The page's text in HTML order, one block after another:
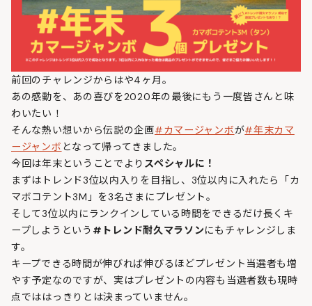
前回のチャレンジからはや4ヶ月。
あの感動を、あの喜びを2020年の最後にもう一度皆さんと味
わいたい！
そんな熱い想いから伝説の企画#カマージャンボが#年末カマ
ージャンボ となって帰ってきました。
今回は年末ということでより スペシャルに！
まずはトレンド3位以内入りを目指し、3位以内に入れたら「カ
マボコテント3M」を3名さまにプレゼント。
そして3位以内にランクインしている時間をできるだけ長くキ
ープしようという #トレンド耐久マラソンにもチャレンジしま
す。
キープできる時間が伸びれば伸びるほどプレゼント当選者も増
やす予定なのですが、実はプレゼントの内容も当選者数も現時
点でははっきりとは決まっていません。